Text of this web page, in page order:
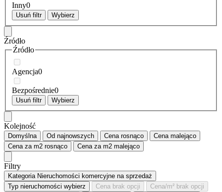
Inny0
Usuń filtr Wybierz
Źródło
Źródło
Agencja0
Bezpośrednie0
Usuń filtr Wybierz
Kolejność
Domyślna Od najnowszych Cena rosnąco Cena malejąco
Cena za m2 rosnąco Cena za m2 malejąco
Filtry
Kategoria Nieruchomości komercyjne na sprzedaż
Typ nieruchomości wybierz Cena brak opcji Cena/m² brak opcji